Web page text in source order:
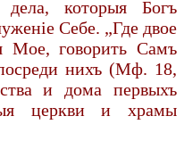
дела, которыя Богъ
Себе. „Где двое
Мое, говорить Самъ
нихъ (Мф. 18,
и дома первыхъ
церкви и храмы